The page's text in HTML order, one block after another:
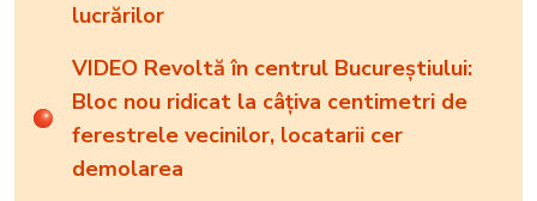
lucrărilor
VIDEO Revoltă în centrul Bucureștiului:
Bloc nou ridicat la câțiva centimetri de
ferestrele vecinilor, locatarii cer
demolarea